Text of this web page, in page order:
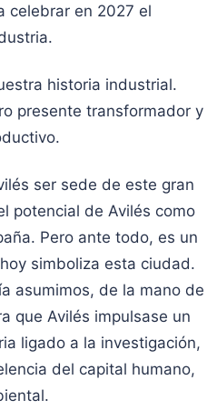
celebrar en 2027 el
historia industrial.
presente transformador y
ser sede de este gran
potencial de Avilés como
Pero ante todo, es un
simboliza esta ciudad.
asumimos, de la mano de
que Avilés impulsase un
ligado a la investigación,
del capital humano,